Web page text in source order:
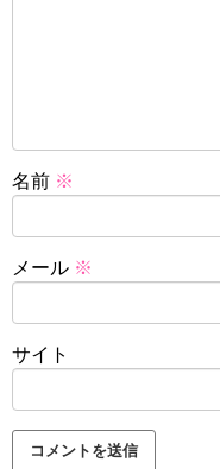
名前 ※
メール ※
サイト